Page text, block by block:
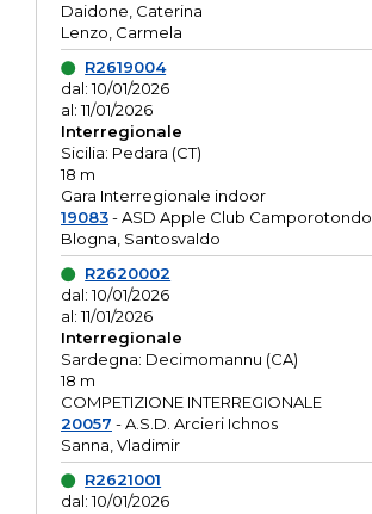
Daidone, Caterina
Lenzo, Carmela
R2619004
dal: 10/01/2026
al: 11/01/2026
Interregionale
Sicilia: Pedara (CT)
18 m
Gara Interregionale indoor
19083- ASD Apple Club Camporotondo
Blogna, Santosvaldo
R2620002
dal: 10/01/2026
al: 11/01/2026
Interregionale
Sardegna: Decimomannu (CA)
18 m
COMPETIZIONE INTERREGIONALE
20057 - A.S.D. Arcieri Ichnos
Sanna, Vladimir
R2621001
dal: 10/01/2026